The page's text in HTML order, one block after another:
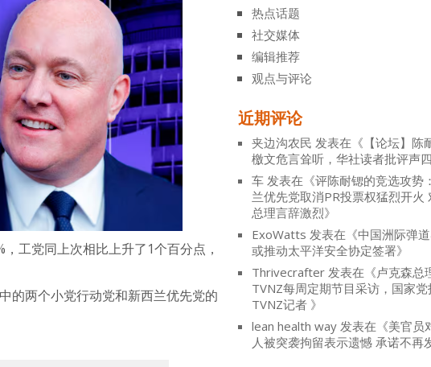
工党同上次相比上升了1个百分点，
的两个小党行动党和新西兰优先党的
热点话题
社交媒体
编辑推荐
观点与评论
近期评论
夹边沟农民 发表在《 【论坛】陈
檄文危言耸听，华社读者批评声
车 发表在《评陈耐锶的竞选攻势
兰优先党取消PR投票权猛烈开火
总理言辞激烈》
ExoWatts 发表在《中国洲际弹
或推动太平洋安全协定签署》
Thrivecrafter 发表在《卢克森总
TVNZ每周定期节目采访，国家党
TVNZ记者 》
lean health way 发表在《美官员
人被突袭拘留表示遗憾 承诺不再